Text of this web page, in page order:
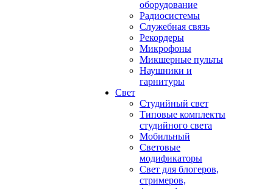
оборудование
Радиосистемы
Служебная связь
Рекордеры
Микрофоны
Микшерные пульты
Наушники и
гарнитуры
Свет
Студийный свет
Типовые комплекты
студийного света
Мобильный
Световые
модификаторы
Свет для блогеров,
стримеров,